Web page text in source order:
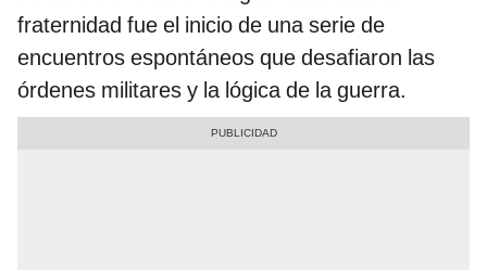
fraternidad fue el inicio de una serie de
encuentros espontáneos que desafiaron las
órdenes militares y la lógica de la guerra.